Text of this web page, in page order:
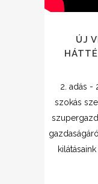
ÚJ
2. adás -
szokás